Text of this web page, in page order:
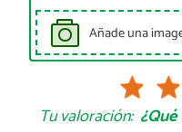
Añade una
Tu valoración: